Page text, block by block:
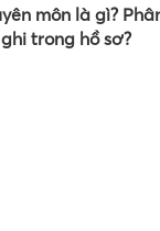
môn là gì?
trong hồ sơ?